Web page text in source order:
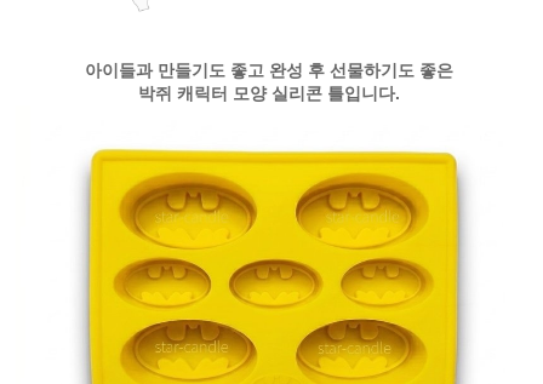
아이들과 만들기도 좋고 완성 후 선물하기도 좋은
박쥐 캐릭터 모양 실리콘 틀입니다.